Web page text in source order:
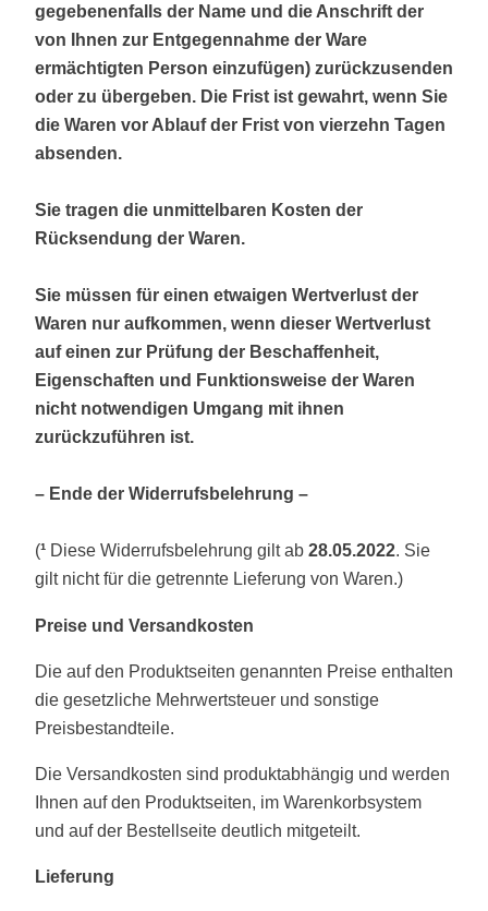
gegebenenfalls der Name und die Anschrift der
von Ihnen zur Entgegennahme der Ware
ermächtigten Person einzufügen) zurückzusenden
oder zu übergeben. Die Frist ist gewahrt, wenn Sie
die Waren vor Ablauf der Frist von vierzehn Tagen
absenden.
Sie tragen die unmittelbaren Kosten der
Rücksendung der Waren.
Sie müssen für einen etwaigen Wertverlust der
Waren nur aufkommen, wenn dieser Wertverlust
auf einen zur Prüfung der Beschaffenheit,
Eigenschaften und Funktionsweise der Waren
nicht notwendigen Umgang mit ihnen
zurückzuführen ist.
– Ende der Widerrufsbelehrung –
(¹ Diese Widerrufsbelehrung gilt ab 28.05.2022. Sie
gilt nicht für die getrennte Lieferung von Waren.)
Preise und Versandkosten
Die auf den Produktseiten genannten Preise enthalten
die gesetzliche Mehrwertsteuer und sonstige
Preisbestandteile.
Die Versandkosten sind produktabhängig und werden
Ihnen auf den Produktseiten, im Warenkorbsystem
und auf der Bestellseite deutlich mitgeteilt.
Lieferung